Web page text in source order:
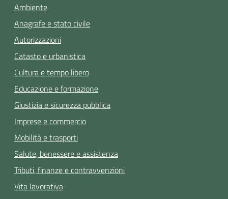
Ambiente
Anagrafe e stato civile
Autorizzazioni
Catasto e urbanistica
Cultura e tempo libero
Educazione e formazione
Giustizia e sicurezza pubblica
Imprese e commercio
Mobilità e trasporti
Salute, benessere e assistenza
Tributi, finanze e contravvenzioni
Vita lavorativa